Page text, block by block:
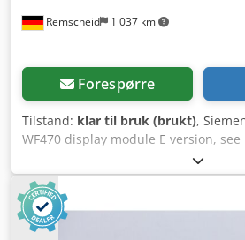
Remscheid 1 037 km
Forespørre
Tilstand: klar til bruk (brukt),
WF470 display module E version,
signs of use, 100% functional